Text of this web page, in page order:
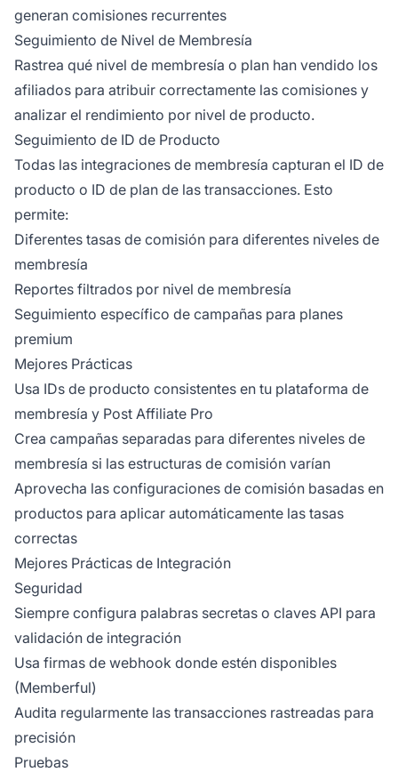
generan comisiones recurrentes
Seguimiento de Nivel de Membresía
Rastrea qué nivel de membresía o plan han vendido los
afiliados para atribuir correctamente las comisiones y
analizar el rendimiento por nivel de producto.
Seguimiento de ID de Producto
Todas las integraciones de membresía capturan el ID de
producto o ID de plan de las transacciones. Esto
permite:
Diferentes tasas de comisión para diferentes niveles de
membresía
Reportes filtrados por nivel de membresía
Seguimiento específico de campañas para planes
premium
Mejores Prácticas
Usa IDs de producto consistentes en tu plataforma de
membresía y Post Affiliate Pro
Crea campañas separadas para diferentes niveles de
membresía si las estructuras de comisión varían
Aprovecha las configuraciones de comisión basadas en
productos para aplicar automáticamente las tasas
correctas
Mejores Prácticas de Integración
Seguridad
Siempre configura palabras secretas o claves API para
validación de integración
Usa firmas de webhook donde estén disponibles
(Memberful)
Audita regularmente las transacciones rastreadas para
precisión
Pruebas